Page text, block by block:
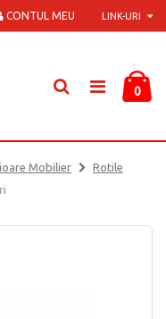
LINK-URI
CONTUL MEU
0
Mobilier
Rotile